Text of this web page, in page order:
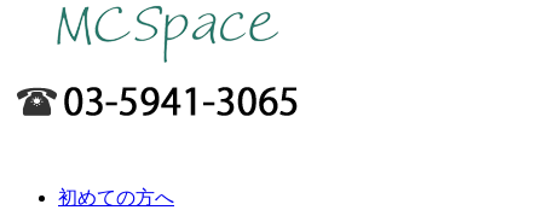
初めての方へ